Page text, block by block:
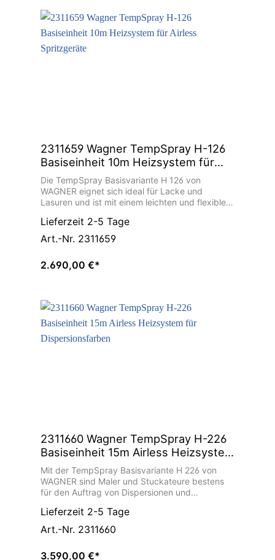
2311659 Wagner TempSpray H-126
Basiseinheit 10m Heizsystem für
Airless Spritzgeräte
Die TempSpray Basisvariante H 126 von
WAGNER eignet sich ideal für Lacke und
Lasuren und ist mit einem leichten und flexiblen
ausgestattet. Das und ihr geringes
Eigengewicht von 3,5 kg macht das TempSpray
Gerät zum optimalen Zubehör für Airless
Heizschlauchsystem wird das Material je nach
durch das Herabsetzen der Materialviskosität.
Zusätzlich wird der Spritzdruck reduziert und
somit Overspray deutlich verringert, wodurch
Materialeinsparungen von bis zu 20% möglich
sind. Der verringerte Arbeitsdruck, erhöht nicht
Lieferzeit 2-5 Tage
Art.-Nr. 2311659
2.690,00 €*
2311660 Wagner TempSpray H-226
Basiseinheit 15m Airless Heizsystem
für Dispersionsfarben
Mit der TempSpray Basisvariante H 226 von
WAGNER sind Maler und Stuckateure bestens
für den Auftrag von Dispersionen und
Zubehör einfach an alle Airless Geräte
adaptieren. Durch das Heizschlauchsystem wird
das Material je nach Bedarf von 20° bis 60° C
Lieferzeit 2-5 Tage
Art.-Nr. 2311660
3.590,00 €*